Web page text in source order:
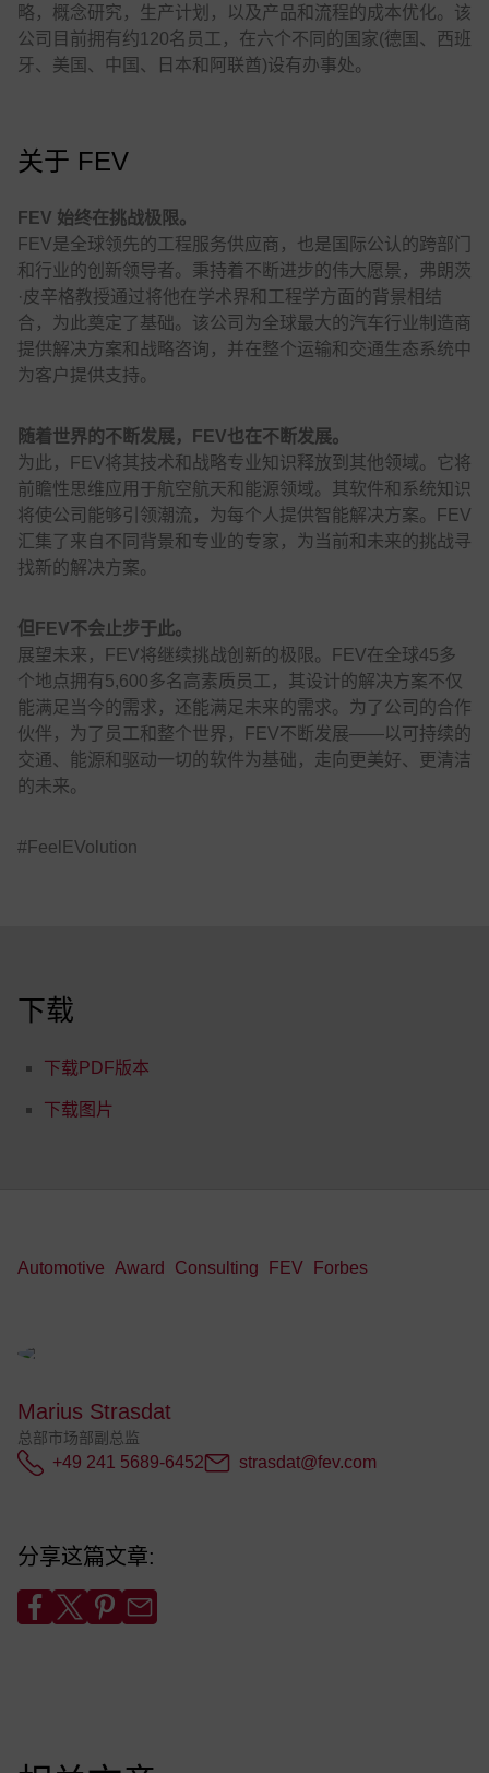
略，概念研究，生产计划，以及产品和流程的成本优化。该
公司目前拥有约120名员工，在六个不同的国家(德国、西班
牙、美国、中国、日本和阿联酋)设有办事处。
关于 FEV
FEV 始终在挑战极限。
FEV是全球领先的工程服务供应商，也是国际公认的跨部门
和行业的创新领导者。秉持着不断进步的伟大愿景，弗朗茨
·皮辛格教授通过将他在学术界和工程学方面的背景相结
合，为此奠定了基础。该公司为全球最大的汽车行业制造商
提供解决方案和战略咨询，并在整个运输和交通生态系统中
为客户提供支持。
随着世界的不断发展，FEV也在不断发展。
为此，FEV将其技术和战略专业知识释放到其他领域。它将
前瞻性思维应用于航空航天和能源领域。其软件和系统知识
将使公司能够引领潮流，为每个人提供智能解决方案。FEV
汇集了来自不同背景和专业的专家，为当前和未来的挑战寻
找新的解决方案。
但FEV不会止步于此。
展望未来，FEV将继续挑战创新的极限。FEV在全球45多
个地点拥有5,600多名高素质员工，其设计的解决方案不仅
能满足当今的需求，还能满足未来的需求。为了公司的合作
伙伴，为了员工和整个世界，FEV不断发展——以可持续的
交通、能源和驱动一切的软件为基础，走向更美好、更清洁
的未来。
#FeelEVolution
下载
下载PDF版本
下载图片
Automotive Award Consulting FEV Forbes
Marius Strasdat
总部市场部副总监
+49 241 5689-6452 strasdat@fev.com
分享这篇文章: